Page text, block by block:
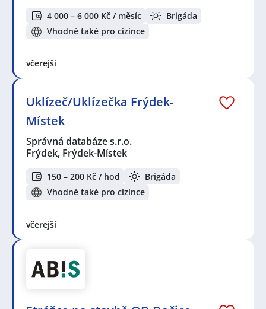
4 000 – 6 000 Kč / měsíc
Brigáda
Vhodné také pro cizince
včerejší
Uklízeč/Uklízečka Frýdek-
Místek
Správná databáze s.r.o.
Frýdek, Frýdek-Místek
150 – 200 Kč / hod
Brigáda
Vhodné také pro cizince
včerejší